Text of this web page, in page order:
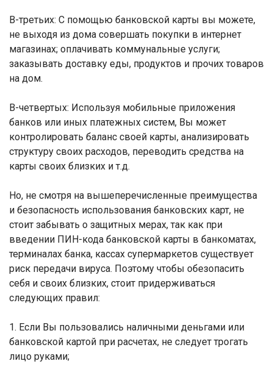
В-третьих: С помощью банковской карты вы можете,
не выходя из дома совершать покупки в интернет
магазинах; оплачивать коммунальные услуги;
заказывать доставку еды, продуктов и прочих товаров
на дом.
В-четвертых: Используя мобильные приложения
банков или иных платежных систем, Вы может
контролировать баланс своей карты, анализировать
структуру своих расходов, переводить средства на
карты своих близких и т.д.
Но, не смотря на вышеперечисленные преимущества
и безопасность использования банковских карт, не
стоит забывать о защитных мерах, так как при
введении ПИН-кода банковской карты в банкоматах,
терминалах банка, кассах супермаркетов существует
риск передачи вируса. Поэтому чтобы обезопасить
себя и своих близких, стоит придерживаться
следующих правил:
1. Если Вы пользовались наличными деньгами или
банковской картой при расчетах, не следует трогать
лицо руками;